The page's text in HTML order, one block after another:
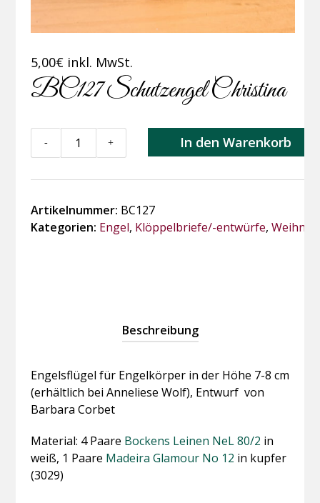
5,00€ inkl. MwSt.
BC127 Schutzengel Christina
Schutzengel
- + In den Warenkorb
Artikelnummer: BC127
Kategorien: Engel, Klöppelbriefe/-entwürfe,
Beschreibung
Engelsflügel für Engelkörper in der Höhe 7-8 cm
(erhältlich bei Anneliese Wolf), Entwurf von
Barbara Corbet
Material: 4 Paare Bockens Leinen NeL 80/2 in
weiß, 1 Paare Madeira Glamour No 12 in kupfer
(3029)